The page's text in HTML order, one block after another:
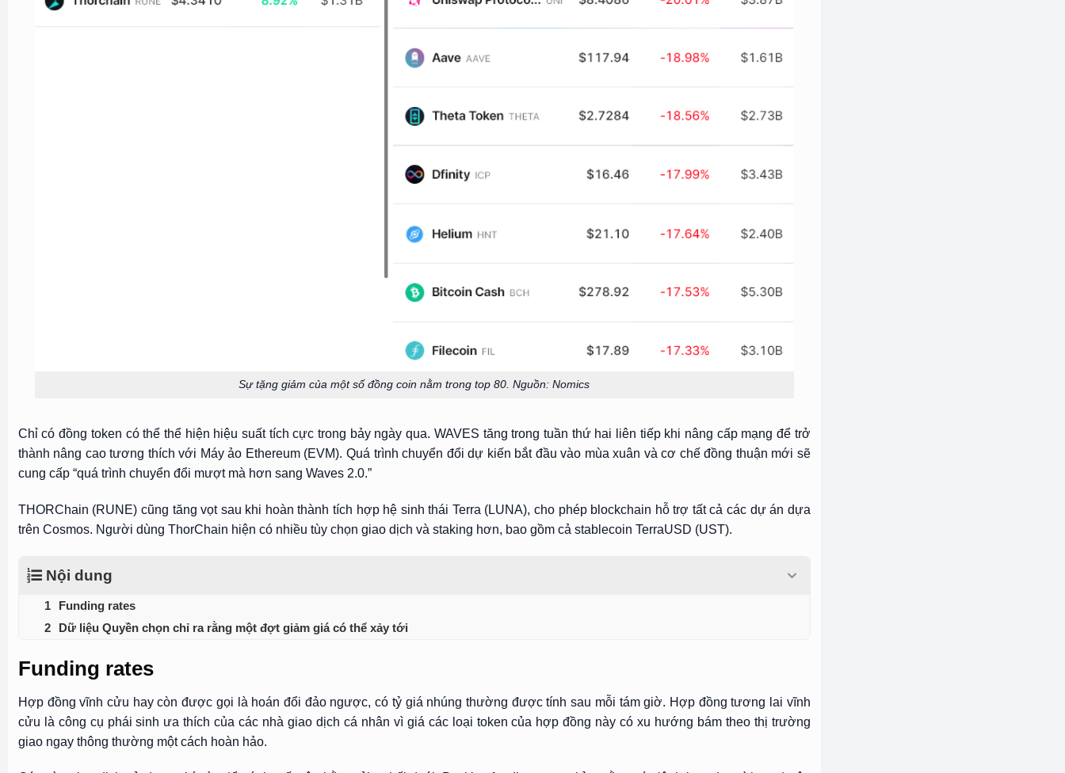
Sự tặng giảm của một số đồng coin nằm trong top 80. Nguồn: Nomics
Chỉ có đồng token có thể thể hiện hiệu suất tích cực trong bảy ngày qua. WAVES tăng trong tuần thứ hai liên tiếp khi nâng cấp mạng để trở
thành nâng cao tương thích với Máy ảo Ethereum (EVM). Quá trình chuyển đổi dự kiến bắt đầu vào mùa xuân và cơ chế đồng thuận mới sẽ
cung cấp “quá trình chuyển đổi mượt mà hơn sang Waves 2.0.”
THORChain (RUNE) cũng tăng vọt sau khi hoàn thành tích hợp hệ sinh thái Terra (LUNA), cho phép blockchain hỗ trợ tất cả các dự án dựa
trên Cosmos. Người dùng ThorChain hiện có nhiều tùy chọn giao dịch và staking hơn, bao gồm cả stablecoin TerraUSD (UST).
Nội dung
Funding rates
Dữ liệu Quyền chọn chỉ ra rằng một đợt giảm giá có thể xảy tới
Funding rates
Hợp đồng vĩnh cửu hay còn được gọi là hoán đổi đảo ngược, có tỷ giá nhúng thường được tính sau mỗi tám giờ. Hợp đồng tương lai vĩnh
cửu là công cụ phái sinh ưa thích của các nhà giao dịch cá nhân vì giá các loại token của hợp đồng này có xu hướng bám theo thị trường
giao ngay thông thường một cách hoàn hảo.